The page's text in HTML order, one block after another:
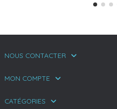
NOUS CONTACTER
MON COMPTE
CATÉGORIES